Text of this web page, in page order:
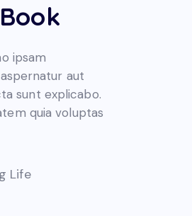
ipsam
aut
sunt explicabo.
quia voluptas
Life